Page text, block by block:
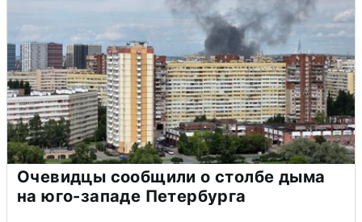
Очевидцы сообщили о столбе дыма
на юго-западе Петербурга